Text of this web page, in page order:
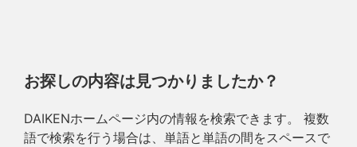
お探しの内容は見つかりましたか？
DAIKENホームページ内の情報を検索できます。 複数
語で検索を行う場合は、単語と単語の間をスペースで